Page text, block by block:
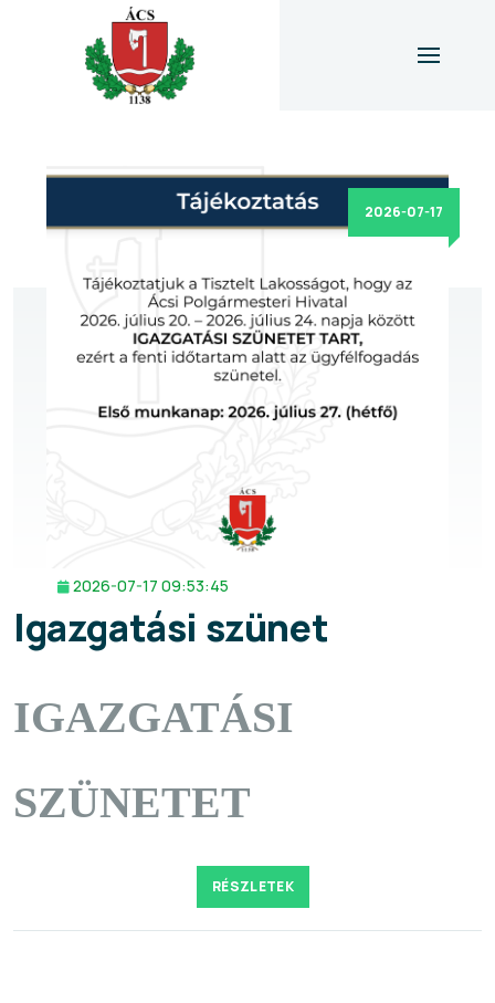
2026-07-17
2026-07-17 09:53:45
Igazgatási szünet
IGAZGATÁSI
SZÜNETET
RÉSZLETEK